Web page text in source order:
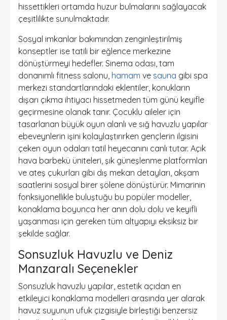
hissettikleri ortamda huzur bulmalarını sağlayacak
çeşitlilikte sunulmaktadır.
Sosyal imkanlar bakımından zenginleştirilmiş
konseptler ise tatili bir eğlence merkezine
dönüştürmeyi hedefler. Sinema odası, tam
donanımlı fitness salonu, hamam ve sauna gibi spa
merkezi standartlarındaki eklentiler, konukların
dışarı çıkma ihtiyacı hissetmeden tüm günü keyifle
geçirmesine olanak tanır. Çocuklu aileler için
tasarlanan büyük oyun alanlı ve sığ havuzlu yapılar
ebeveynlerin işini kolaylaştırırken gençlerin ilgisini
çeken oyun odaları tatil heyecanını canlı tutar. Açık
hava barbekü üniteleri, şık güneşlenme platformları
ve ateş çukurları gibi dış mekan detayları, akşam
saatlerini sosyal birer şölene dönüştürür. Mimarinin
fonksiyonellikle buluştuğu bu popüler modeller,
konaklama boyunca her anın dolu dolu ve keyifli
yaşanması için gereken tüm altyapıyı eksiksiz bir
şekilde sağlar.
Sonsuzluk Havuzlu ve Deniz
Manzaralı Seçenekler
Sonsuzluk havuzlu yapılar, estetik açıdan en
etkileyici konaklama modelleri arasında yer alarak
havuz suyunun ufuk çizgisiyle birleştiği benzersiz